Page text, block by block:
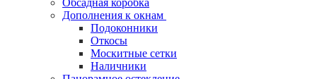
Обсадная коробка
Дополнения к окнам
Подоконники
Откосы
Москитные сетки
Наличники